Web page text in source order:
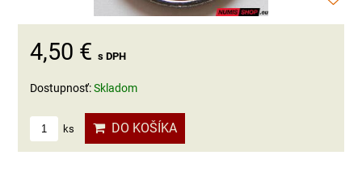
4,50 € s DPH
Dostupnosť:Skladom
ks DO KOŠÍKA